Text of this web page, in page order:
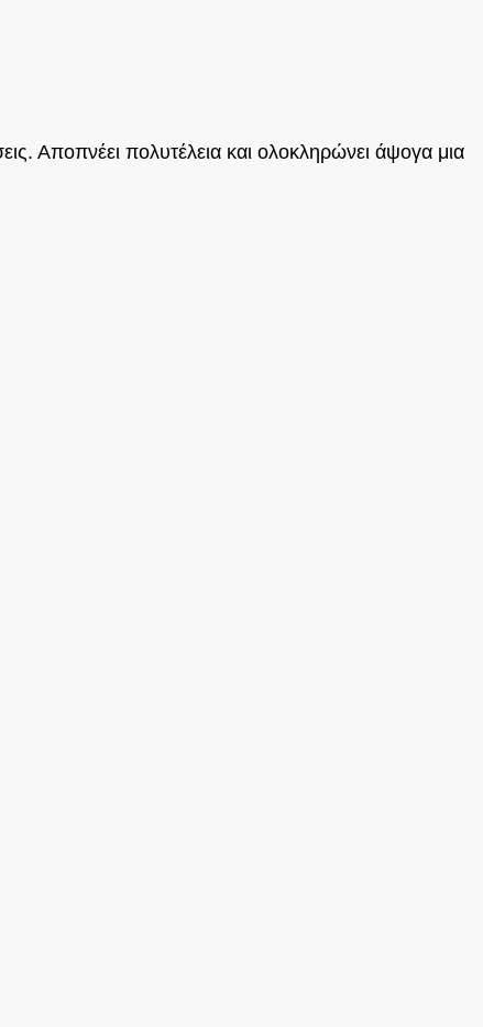
Αποπνέει πολυτέλεια και ολοκληρώνει άψογα μια